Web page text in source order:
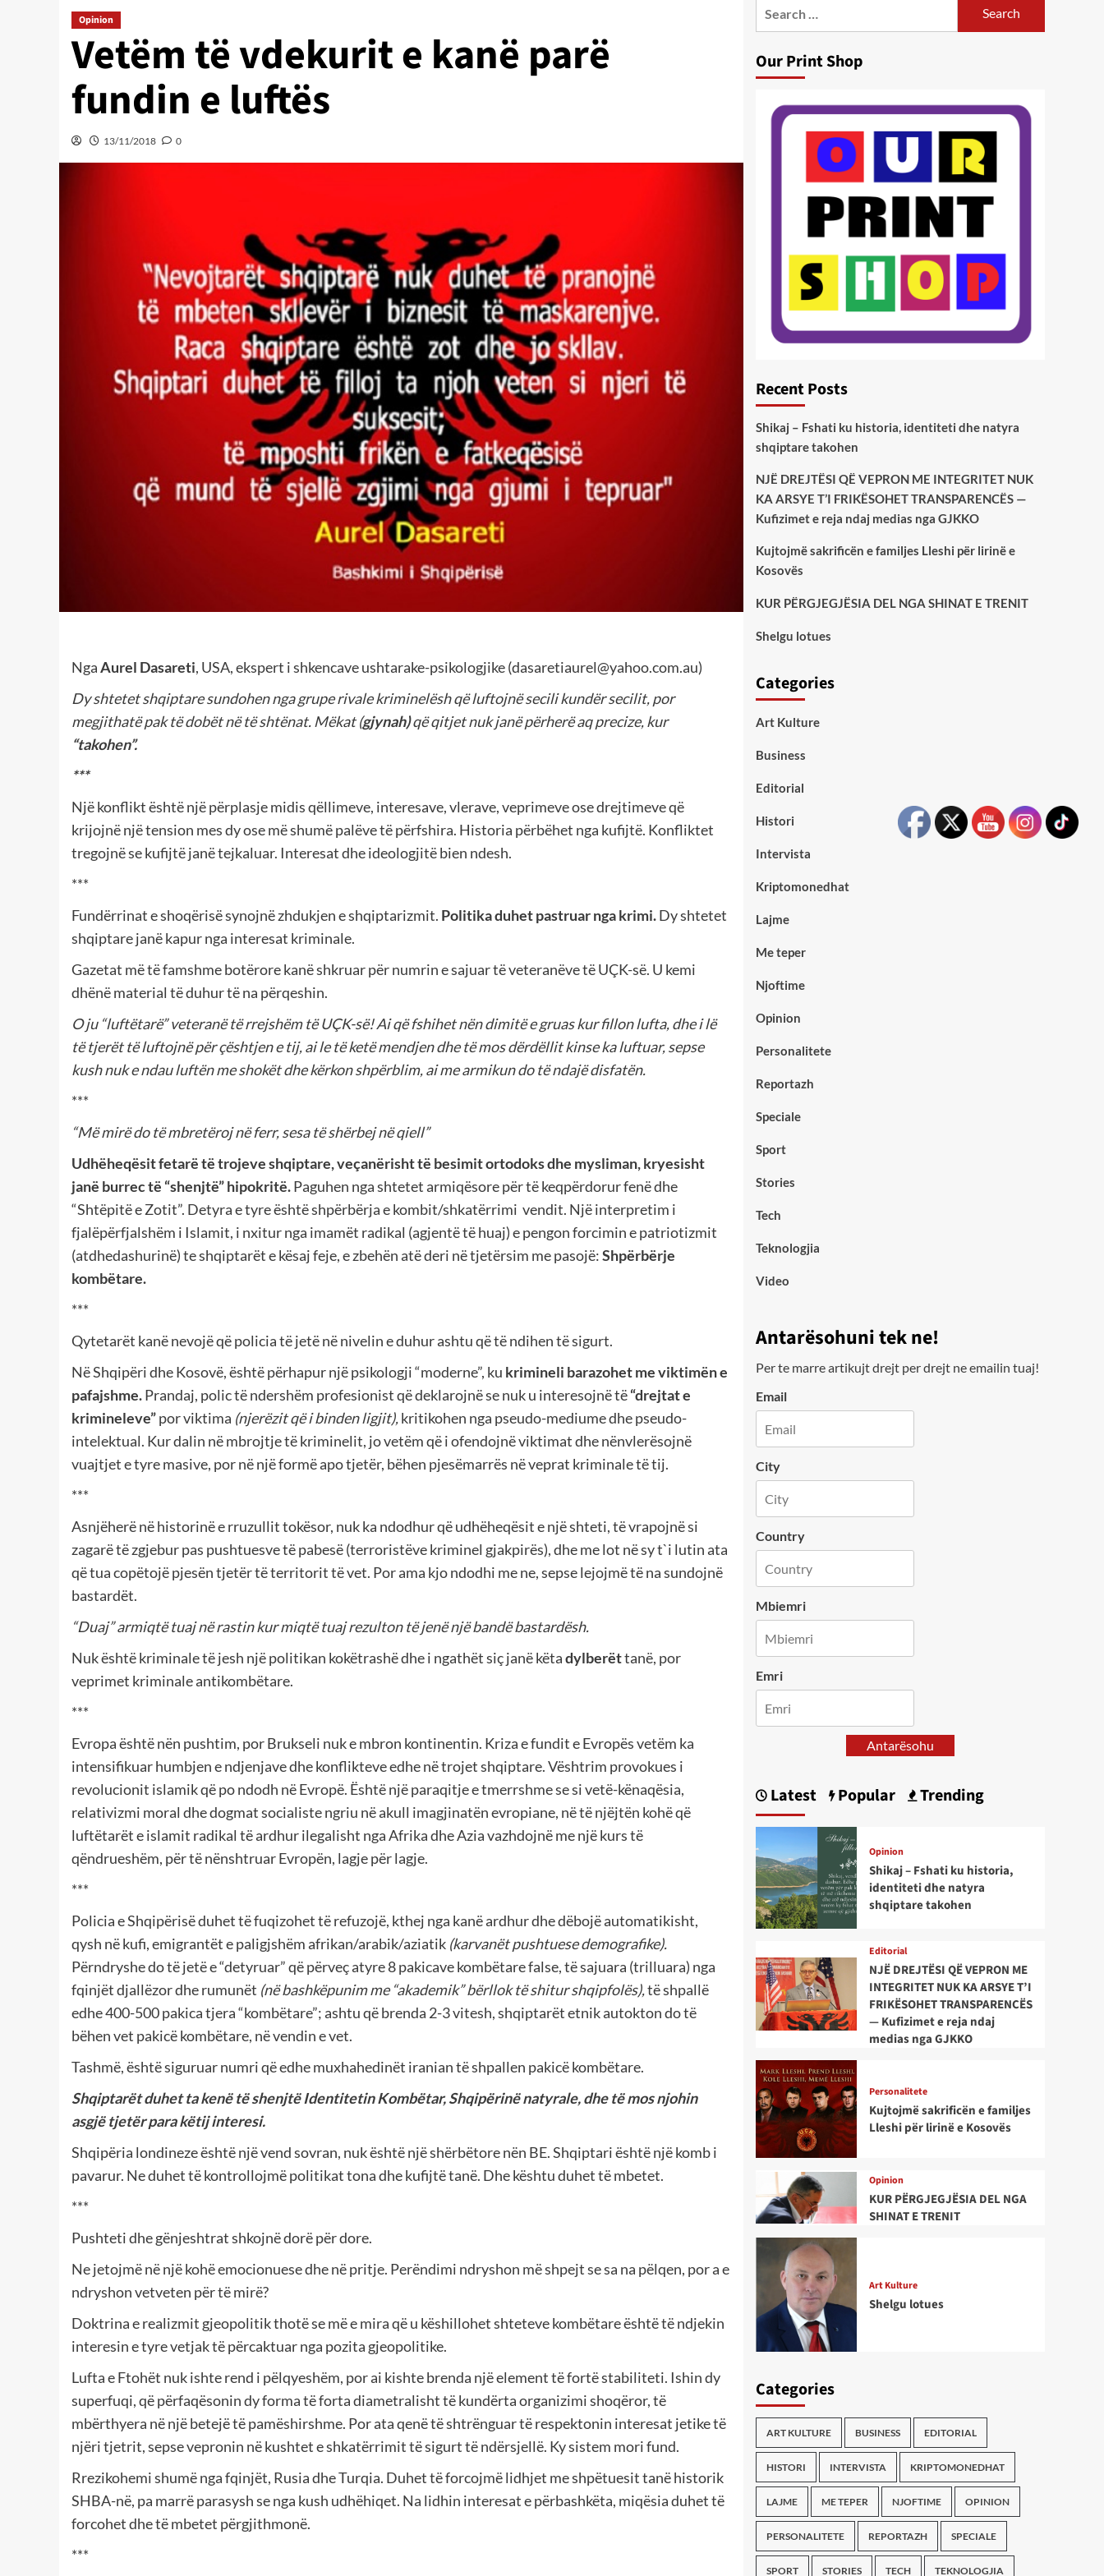
Opinion
Vetëm të vdekurit e kanë parë
fundin e luftës
13/11/2018 0
NgaAurel Dasareti, USA, ekspert i shkencave ushtarake-psikologjike (dasaretiaurel@yahoo.com.au)
Dy shtetet shqiptare sundohen nga grupe rivale kriminelësh që luftojnë secili kundër secilit, por
megjithatë pak të dobët në të shtënat. Mëkat (gjynah)që qitjet nuk janë përherë aq precize, kur
“takohen”.
***
Një konflikt është një përplasje midis qëllimeve, interesave, vlerave, veprimeve ose drejtimeve që
krijojnë një tension mes dy ose më shumë palëve të përfshira. Historia përbëhet nga kufijtë. Konfliktet
tregojnë se kufijtë janë tejkaluar. Interesat dhe ideologjitë bien ndesh.
***
Fundërrinat e shoqërisë synojnë zhdukjen e shqiptarizmit. Politika duhet pastruar nga krimi.Dy shtetet
shqiptare janë kapur nga interesat kriminale.
Gazetat më të famshme botërore kanë shkruar për numrin e sajuar të veteranëve të UÇK-së. U kemi
dhënë material të duhur të na përqeshin.
O ju “luftëtarë” veteranë të rrejshëm të UÇK-së! Ai që fshihet nën dimitë e gruas kur fillon lufta, dhe i lë
të tjerët të luftojnë për çështjen e tij, ai le të ketë mendjen dhe të mos dërdëllit kinse ka luftuar, sepse
kush nuk e ndau luftën me shokët dhe kërkon shpërblim, ai me armikun do të ndajë disfatën.
***
“Më mirë do të mbretëroj në ferr, sesa të shërbej në qiell”
Udhëheqësit fetarë të trojeve shqiptare, veçanërisht të besimit ortodoks dhe mysliman, kryesisht
janë burrec të “shenjtë” hipokritë.Paguhen nga shtetet armiqësore për të keqpërdorur fenë dhe
“Shtëpitë e Zotit”. Detyra e tyre është shpërbërja e kombit/shkatërrimi vendit. Një interpretim i
fjalëpërfjalshëm i Islamit, i nxitur nga imamët radikal (agjentë të huaj) e pengon forcimin e patriotizmit
(atdhedashurinë) te shqiptarët e kësaj feje, e zbehën atë deri në tjetërsim me pasojë:Shpërbërje
kombëtare.
***
Qytetarët kanë nevojë që policia të jetë në nivelin e duhur ashtu që të ndihen të sigurt.
Në Shqipëri dhe Kosovë, është përhapur një psikologji “moderne”, ku krimineli barazohet me viktimën e
pafajshme.Prandaj, polic të ndershëm profesionist që deklarojnë se nuk u interesojnë të“drejtat e
krimineleve”por viktima (njerëzit që i binden ligjit),kritikohen nga pseudo-mediume dhe pseudo-
intelektual. Kur dalin në mbrojtje të kriminelit, jo vetëm që i ofendojnë viktimat dhe nënvlerësojnë
vuajtjet e tyre masive, por në një formë apo tjetër, bëhen pjesëmarrës në veprat kriminale të tij.
***
Asnjëherë në historinë e rruzullit tokësor, nuk ka ndodhur që udhëheqësit e një shteti, të vrapojnë si
zagarë të zgjebur pas pushtuesve të pabesë (terroristëve kriminel gjakpirës), dhe me lot në sy t`i lutin ata
që tua copëtojë pjesën tjetër të territorit të vet. Por ama kjo ndodhi me ne, sepse lejojmë të na sundojnë
bastardët.
“Duaj” armiqtë tuaj në rastin kur miqtë tuaj rezulton të jenë një bandë bastardësh.
Nuk është kriminale të jesh një politikan kokëtrashë dhe i ngathët siç janë këtadylberëttanë, por
veprimet kriminale antikombëtare.
***
Evropa është nën pushtim, por Brukseli nuk e mbron kontinentin. Kriza e fundit e Evropës vetëm ka
intensifikuar humbjen e ndjenjave dhe konflikteve edhe në trojet shqiptare. Vështrim provokues i
revolucionit islamik që po ndodh në Evropë. Është një paraqitje e tmerrshme se si vetë-kënaqësia,
relativizmi moral dhe dogmat socialiste ngriu në akull imagjinatën evropiane, në të njëjtën kohë që
luftëtarët e islamit radikal të ardhur ilegalisht nga Afrika dhe Azia vazhdojnë me një kurs të
qëndrueshëm, për të nënshtruar Evropën, lagje për lagje.
***
Policia e Shqipërisë duhet të fuqizohet të refuzojë, kthej nga kanë ardhur dhe dëbojë automatikisht,
qysh në kufi, emigrantët e paligjshëm afrikan/arabik/aziatik (karvanët pushtuese demografike).
Përndryshe do të jetë e “detyruar” që përveç atyre 8 pakicave kombëtare false, të sajuara (trilluara) nga
fqinjët djallëzor dhe rumunët (në bashkëpunim me “akademik” bërllok të shitur shqipfolës),të shpallë
edhe 400-500 pakica tjera “kombëtare”; ashtu që brenda 2-3 vitesh, shqiptarët etnik autokton do të
bëhen vet pakicë kombëtare, në vendin e vet.
Tashmë, është siguruar numri që edhe muxhahedinët iranian të shpallen pakicë kombëtare.
Shqiptarët duhet ta kenë të shenjtë Identitetin Kombëtar, Shqipërinë natyrale, dhe të mos njohin
asgjë tjetër para këtij interesi.
Shqipëria londineze është një vend sovran, nuk është një shërbëtore nën BE. Shqiptari është një komb i
pavarur. Ne duhet të kontrollojmë politikat tona dhe kufijtë tanë. Dhe kështu duhet të mbetet.
***
Pushteti dhe gënjeshtrat shkojnë dorë për dore.
Ne jetojmë në një kohë emocionuese dhe në pritje. Perëndimi ndryshon më shpejt se sa na pëlqen, por a e
ndryshon vetveten për të mirë?
Doktrina e realizmit gjeopolitik thotë se më e mira që u këshillohet shteteve kombëtare është të ndjekin
interesin e tyre vetjak të përcaktuar nga pozita gjeopolitike.
Lufta e Ftohët nuk ishte rend i pëlqyeshëm, por ai kishte brenda një element të fortë stabiliteti. Ishin dy
superfuqi, që përfaqësonin dy forma të forta diametralisht të kundërta organizimi shoqëror, të
mbërthyera në një betejë të pamëshirshme. Por ata qenë të shtrënguar të respektonin interesat jetike të
njëri tjetrit, sepse vepronin në kushtet e shkatërrimit të sigurt të ndërsjellë. Ky sistem mori fund.
Rrezikohemi shumë nga fqinjët, Rusia dhe Turqia. Duhet të forcojmë lidhjet me shpëtuesit tanë historik
SHBA-në, pa marrë parasysh se nga kush udhëhiqet. Na lidhin interesat e përbashkëta, miqësia duhet të
forcohet dhe të mbetet përgjithmonë.
***
Our Print Shop
Recent Posts
Shikaj – Fshati ku historia, identiteti dhe natyra
shqiptare takohen
NJË DREJTËSI QË VEPRON ME INTEGRITET NUK
KA ARSYE T’I FRIKËSOHET TRANSPARENCËS —
Kufizimet e reja ndaj medias nga GJKKO
Kujtojmë sakrificën e familjes Lleshi për lirinë e
Kosovës
KUR PËRGJEGJËSIA DEL NGA SHINAT E TRENIT
Shelgu lotues
Categories
Art Kulture
Business
Editorial
Histori
Intervista
Kriptomonedhat
Lajme
Me teper
Njoftime
Opinion
Personalitete
Reportazh
Speciale
Sport
Stories
Tech
Teknologjia
Video
Antarësohuni tek ne!
Per te marre artikujt drejt per drejt ne emailin tuaj!
Email
City
Country
Mbiemri
Emri
Antarësohu
Latest Popular Trending
Opinion
Shikaj – Fshati ku historia,
identiteti dhe natyra
shqiptare takohen
Editorial
NJË DREJTËSI QË VEPRON ME
INTEGRITET NUK KA ARSYE T’I
FRIKËSOHET TRANSPARENCËS
— Kufizimet e reja ndaj
medias nga GJKKO
Personalitete
Kujtojmë sakrificën e familjes
Lleshi për lirinë e Kosovës
Opinion
KUR PËRGJEGJËSIA DEL NGA
SHINAT E TRENIT
Art Kulture
Shelgu lotues
Categories
ART KULTURE BUSINESS EDITORIAL
HISTORI INTERVISTA KRIPTOMONEDHAT
LAJME ME TEPER NJOFTIME OPINION
PERSONALITETE REPORTAZH SPECIALE
SPORT STORIES TECH TEKNOLOGJIA